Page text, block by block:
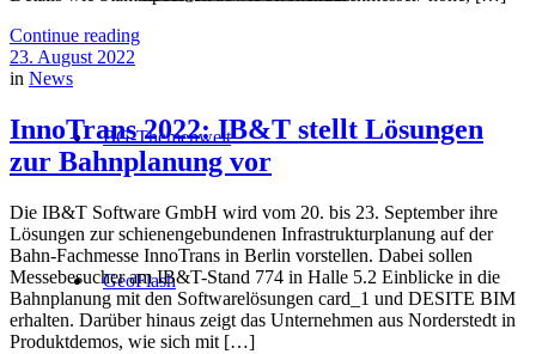
BG-Themenwelt
GeoFlash
Continue reading
23. August 2022
in News
InnoTrans 2022: IB&T stellt Lösungen
zur Bahnplanung vor
Die IB&T Software GmbH wird vom 20. bis 23. September ihre
Lösungen zur schienengebundenen Infrastrukturplanung auf der
Bahn-Fachmesse InnoTrans in Berlin vorstellen. Dabei sollen
Messebesucher am IB&T-Stand 774 in Halle 5.2 Einblicke in die
Bahnplanung mit den Softwarelösungen card_1 und DESITE BIM
erhalten. Darüber hinaus zeigt das Unternehmen aus Norderstedt in
Produktdemos, wie sich mit […]